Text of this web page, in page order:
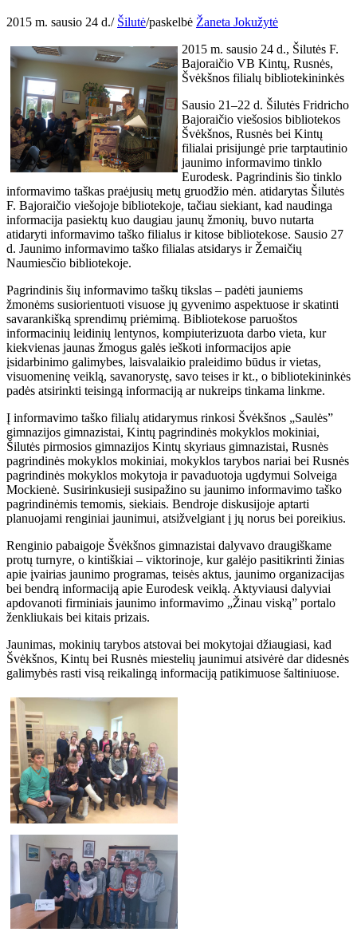
2015 m. sausio 24 d./ Šilutė/paskelbė Žaneta Jokužytė
2015 m. sausio 24 d., Šilutės F.
Bajoraičio VB Kintų, Rusnės,
Švėkšnos filialų bibliotekininkės
Sausio 21–22 d. Šilutės Fridricho
Bajoraičio viešosios bibliotekos
Švėkšnos, Rusnės bei Kintų
filialai prisijungė prie tarptautinio
jaunimo informavimo tinklo
Eurodesk. Pagrindinis šio tinklo
informavimo taškas praėjusių metų gruodžio mėn. atidarytas Šilutės
F. Bajoraičio viešojoje bibliotekoje, tačiau siekiant, kad naudinga
informacija pasiektų kuo daugiau jaunų žmonių, buvo nutarta
atidaryti informavimo taško filialus ir kitose bibliotekose. Sausio 27
d. Jaunimo informavimo taško filialas atsidarys ir Žemaičių
Naumiesčio bibliotekoje.
Pagrindinis šių informavimo taškų tikslas – padėti jauniems
žmonėms susiorientuoti visuose jų gyvenimo aspektuose ir skatinti
savarankišką sprendimų priėmimą. Bibliotekose paruoštos
informacinių leidinių lentynos, kompiuterizuota darbo vieta, kur
kiekvienas jaunas žmogus galės ieškoti informacijos apie
įsidarbinimo galimybes, laisvalaikio praleidimo būdus ir vietas,
visuomeninę veiklą, savanorystę, savo teises ir kt., o bibliotekininkės
padės atsirinkti teisingą informaciją ar nukreips tinkama linkme.
Į informavimo taško filialų atidarymus rinkosi Švėkšnos „Saulės”
gimnazijos gimnazistai, Kintų pagrindinės mokyklos mokiniai,
Šilutės pirmosios gimnazijos Kintų skyriaus gimnazistai, Rusnės
pagrindinės mokyklos mokiniai, mokyklos tarybos nariai bei Rusnės
pagrindinės mokyklos mokytoja ir pavaduotoja ugdymui Solveiga
Mockienė. Susirinkusieji susipažino su jaunimo informavimo taško
pagrindinėmis temomis, siekiais. Bendroje diskusijoje aptarti
planuojami renginiai jaunimui, atsižvelgiant į jų norus bei poreikius.
Renginio pabaigoje Švėkšnos gimnazistai dalyvavo draugiškame
protų turnyre, o kintiškiai – viktorinoje, kur galėjo pasitikrinti žinias
apie įvairias jaunimo programas, teisės aktus, jaunimo organizacijas
bei bendrą informaciją apie Eurodesk veiklą. Aktyviausi dalyviai
apdovanoti firminiais jaunimo informavimo „Žinau viską” portalo
ženkliukais bei kitais prizais.
Jaunimas, mokinių tarybos atstovai bei mokytojai džiaugiasi, kad
Švėkšnos, Kintų bei Rusnės miestelių jaunimui atsivėrė dar didesnės
galimybės rasti visą reikalingą informaciją patikimuose šaltiniuose.